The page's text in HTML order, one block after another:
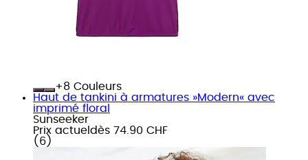
+
Couleurs
Haut de tankini à armatures »Modern« avec
imprimé floral
Sunseeker
Prix actuel dès 74.90 CHF
( 6 )